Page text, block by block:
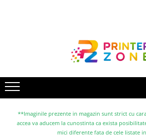
Imprimante cu jet
Multifunctionale laser
Multifunctionale cu jet
Imprimante etichete
**Imaginile prezente in magazin sunt strict cu
accea va aducem la cunostinta ca exista
mici diferente fata de cele listate